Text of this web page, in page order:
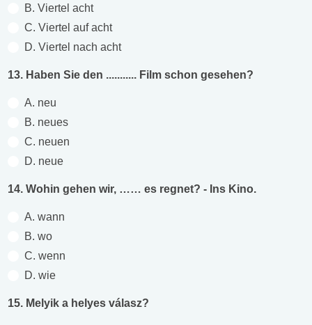
B. Viertel acht
C. Viertel auf acht
D. Viertel nach acht
13. Haben Sie den ........... Film schon gesehen?
A. neu
B. neues
C. neuen
D. neue
14. Wohin gehen wir, …… es regnet? - Ins Kino.
A. wann
B. wo
C. wenn
D. wie
15. Melyik a helyes válasz?